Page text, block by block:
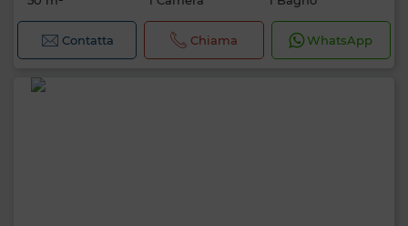
Contatta Chiama WhatsApp